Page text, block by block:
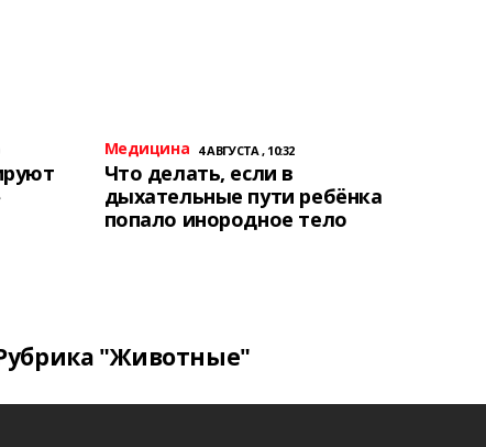
Медицина 4 АВГУСТА , 10:32
Что делать, если в
дыхательные пути ребёнка
попало инородное тело
"Животные"